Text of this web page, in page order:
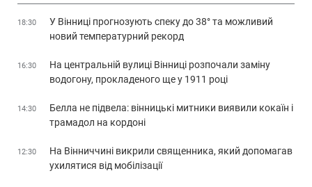
18:30
У Вінниці прогнозують спеку до 38° та можливий
новий температурний рекорд
16:30
На центральній вулиці Вінниці розпочали заміну
водогону, прокладеного ще у 1911 році
14:30
Белла не підвела: вінницькі митники виявили кокаїн і
трамадол на кордоні
12:30
На Вінниччині викрили священника, який допомагав
ухилятися від мобілізації